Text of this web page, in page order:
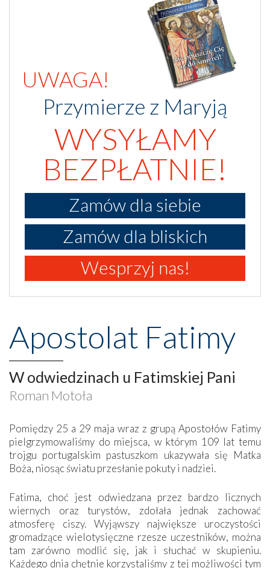
UWAGA!
Przymierze z Maryją
WYSYŁAMY
BEZPŁATNIE!
Zamów dla siebie
Zamów dla bliskich
Wesprzyj nas!
Apostolat Fatimy
W odwiedzinach u Fatimskiej Pani
Roman Motoła
Pomiędzy 25 a 29 maja wraz z grupą Apostołów Fatimy
pielgrzymowaliśmy do miejsca, w którym 109 lat temu
trojgu portugalskim pastuszkom ukazywała się Matka
Boża, niosąc światu przesłanie pokuty i nadziei.
Fatima, choć jest odwiedzana przez bardzo licznych
wiernych oraz turystów, zdołała jednak zachować
atmosferę ciszy. Wyjąwszy największe uroczystości
gromadzące wielotysięczne rzesze uczestników, można
tam zarówno modlić się, jak i słuchać w skupieniu.
Każdego dnia chętnie korzystaliśmy z tej możliwości tym